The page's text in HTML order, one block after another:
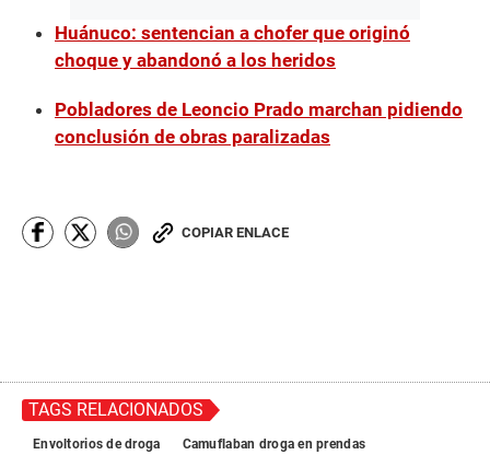
Huánuco: sentencian a chofer que originó
choque y abandonó a los heridos
Pobladores de Leoncio Prado marchan pidiendo
conclusión de obras paralizadas
COPIAR ENLACE
TAGS RELACIONADOS
Envoltorios de droga
Camuflaban droga en prendas